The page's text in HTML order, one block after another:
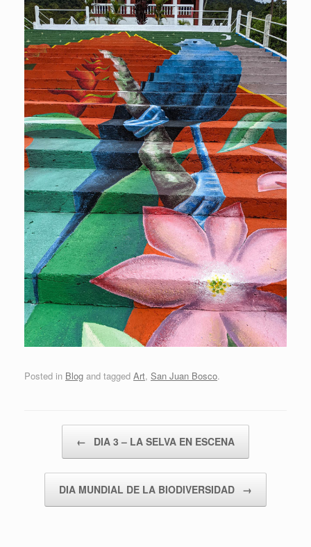
Posted in Blog and tagged Art, San Juan Bosco.
← DIA 3 – LA SELVA EN ESCENA
DIA MUNDIAL DE LA BIODIVERSIDAD →